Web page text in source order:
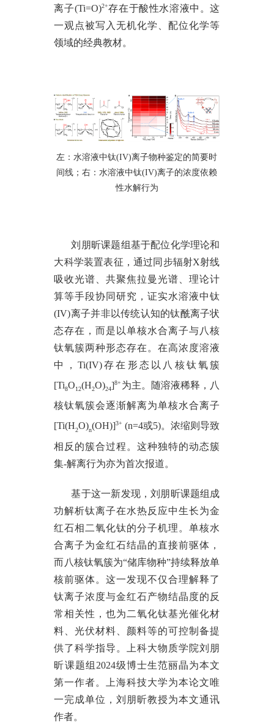
离子(Ti=O)2+存在于酸性水溶液中。这
一观点被写入无机化学、配位化学等
领域的经典教材。
左：水溶液中钛(IV)离子物种鉴定的简要时
间线；右：水溶液中钛(IV)离子的浓度依赖
性水解行为
刘朋昕课题组基于配位化学理论和
大科学装置表征，通过同步辐射X射线
吸收光谱、共聚焦拉曼光谱、理论计
算等手段协同研究，证实水溶液中钛
(IV)离子并非以传统认知的钛酰离子状
态存在，而是以单核水合离子与八核
钛氧簇两种形态存在。在高浓度溶液
中，Ti(IV)存在形态以八核钛氧簇
[Ti8O12(H2O)24]8+ 为主。随溶液稀释，八
核钛氧簇会逐渐解离为单核水合离子
[Ti(H2O)n(OH)]3+ (n=4或5)。浓缩则导致
相反的簇合过程。这种独特的动态簇
集-解离行为亦为首次报道。
基于这一新发现，刘朋昕课题组成
功解析钛离子在水热反应中生长为金
红石相二氧化钛的分子机理。单核水
合离子为金红石结晶的直接前驱体，
而八核钛氧簇为“储库物种”持续释放单
核前驱体。这一发现不仅合理解释了
钛离子浓度与金红石产物结晶度的反
常相关性，也为二氧化钛基光催化材
料、光伏材料、颜料等的可控制备提
供了科学指导。上科大物质学院刘朋
昕课题组2024级博士生范丽晶为本文
第一作者。上海科技大学为本论文唯
一完成单位，刘朋昕教授为本文通讯
作者。